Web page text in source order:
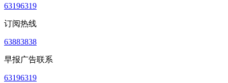
63196319
订阅热线
63883838
早报广告联系
63196319